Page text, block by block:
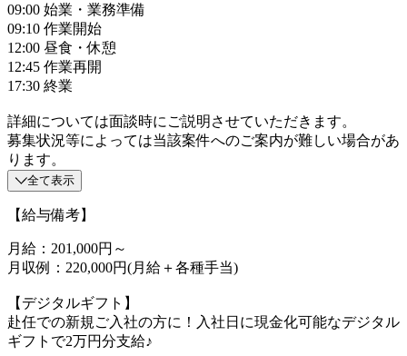
09:00 始業・業務準備
09:10 作業開始
12:00 昼食・休憩
12:45 作業再開
17:30 終業
詳細については面談時にご説明させていただきます。
募集状況等によっては当該案件へのご案内が難しい場合があ
ります。
全て表示
【給与備考】
月給：201,000円～
月収例：220,000円(月給＋各種手当)
【デジタルギフト】
赴任での新規ご入社の方に！入社日に現金化可能なデジタル
ギフトで2万円分支給♪